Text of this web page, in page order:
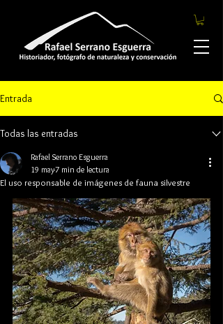
Entrada
Todas las entradas
El uso responsable de imágenes de fauna silvestre
Rafael Serrano Esguerra
19 may7 min de lectura